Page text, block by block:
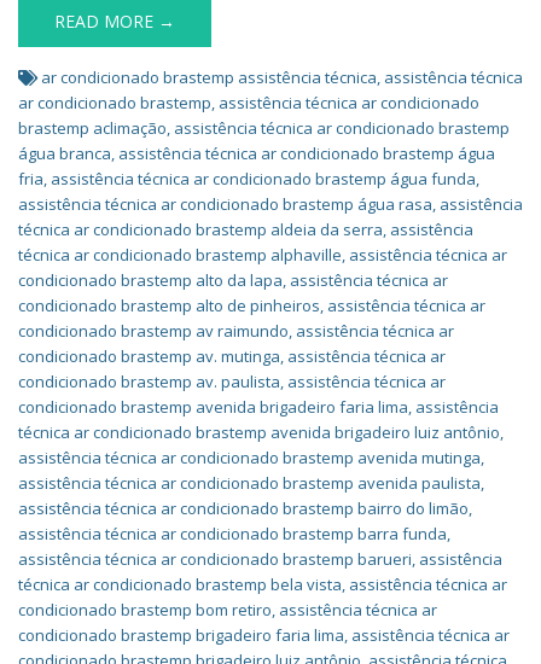
READ MORE →
ar condicionado brastemp assistência técnica, assistência técnica
ar condicionado brastemp, assistência técnica ar condicionado
brastemp aclimação, assistência técnica ar condicionado brastemp
água branca, assistência técnica ar condicionado brastemp água
fria, assistência técnica ar condicionado brastemp água funda,
assistência técnica ar condicionado brastemp água rasa, assistência
técnica ar condicionado brastemp aldeia da serra, assistência
técnica ar condicionado brastemp alphaville, assistência técnica ar
condicionado brastemp alto da lapa, assistência técnica ar
condicionado brastemp alto de pinheiros, assistência técnica ar
condicionado brastemp av raimundo, assistência técnica ar
condicionado brastemp av. mutinga, assistência técnica ar
condicionado brastemp av. paulista, assistência técnica ar
condicionado brastemp avenida brigadeiro faria lima, assistência
técnica ar condicionado brastemp avenida brigadeiro luiz antônio,
assistência técnica ar condicionado brastemp avenida mutinga,
assistência técnica ar condicionado brastemp avenida paulista,
assistência técnica ar condicionado brastemp bairro do limão,
assistência técnica ar condicionado brastemp barra funda,
assistência técnica ar condicionado brastemp barueri, assistência
técnica ar condicionado brastemp bela vista, assistência técnica ar
condicionado brastemp bom retiro, assistência técnica ar
condicionado brastemp brigadeiro faria lima, assistência técnica ar